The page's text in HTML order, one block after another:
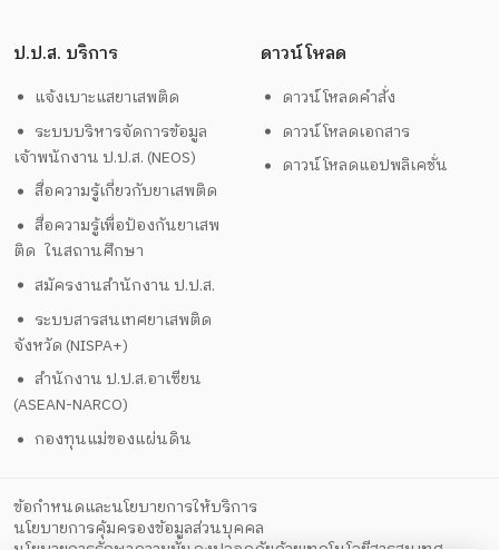
ป.ป.ส. บริการ
แจ้งเบาะแสยาเสพติด
ระบบบริหารจัดการข้อมูล
เจ้าพนักงาน ป.ป.ส. (NEOS)
สื่อความรู้เกี่ยวกับยาเสพติด
สื่อความรู้เพื่อป้องกันยาเสพ
ติด ในสถานศึกษา
สมัครงานสำนักงาน ป.ป.ส.
ระบบสารสนเทศยาเสพติด
จังหวัด (NISPA+)
สำนักงาน ป.ป.ส.อาเซียน
(ASEAN-NARCO)
กองทุนแม่ของแผ่นดิน
ดาวน์โหลด
ดาวน์โหลดคำสั่ง
ดาวน์โหลดเอกสาร
ดาวน์โหลดแอปพลิเคชั่น
ข้อกำหนดและนโยบายการให้บริการ
นโยบายการคุ้มครองข้อมูลส่วนบุคคล